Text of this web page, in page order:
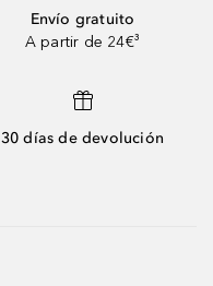
Envío gratuito
A partir de 24€³
30 días de devolución